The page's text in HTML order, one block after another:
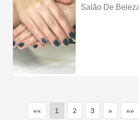
Salão De
«« 1 2 3 » »»